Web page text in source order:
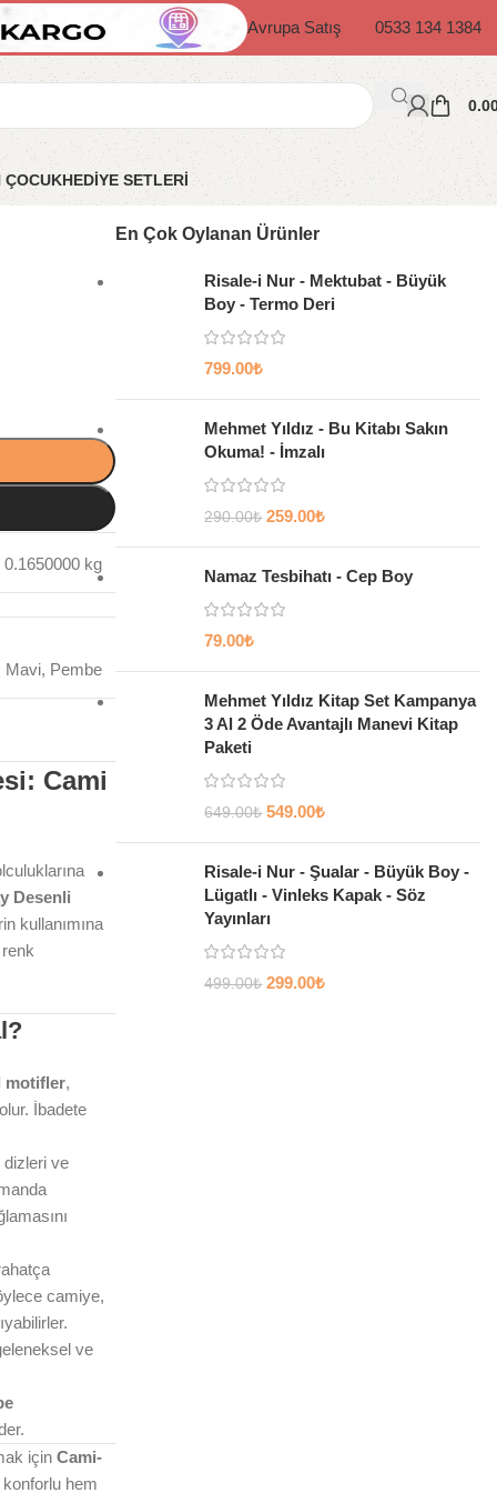
Avrupa Satış 0533 134 1384
ÇOCUKHEDİYE SETLERİ
0.1650000 kg
Mavi, Pembe
Cami
Desenli
kullanımına
motifler,
İbadete
ve
camiye,
ve
için Cami-
hem
En Çok Oylanan Ürünler
Risale-i Nur - Mektubat - Büyük
Boy - Termo Deri
799.00₺
Mehmet Yıldız - Bu Kitabı Sakın
Okuma! - İmzalı
290.00₺ 259.00₺
Namaz Tesbihatı - Cep Boy
79.00₺
Mehmet Yıldız Kitap Set Kampanya
3 Al 2 Öde Avantajlı Manevi Kitap
Paketi
649.00₺ 549.00₺
Risale-i Nur - Şualar - Büyük Boy -
Lügatlı - Vinleks Kapak - Söz
Yayınları
499.00₺ 299.00₺